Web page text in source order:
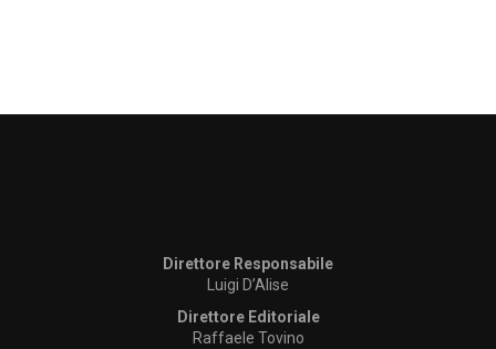
Direttore Responsabile
Luigi D’Alise
Direttore Editoriale
Raffaele Tovino